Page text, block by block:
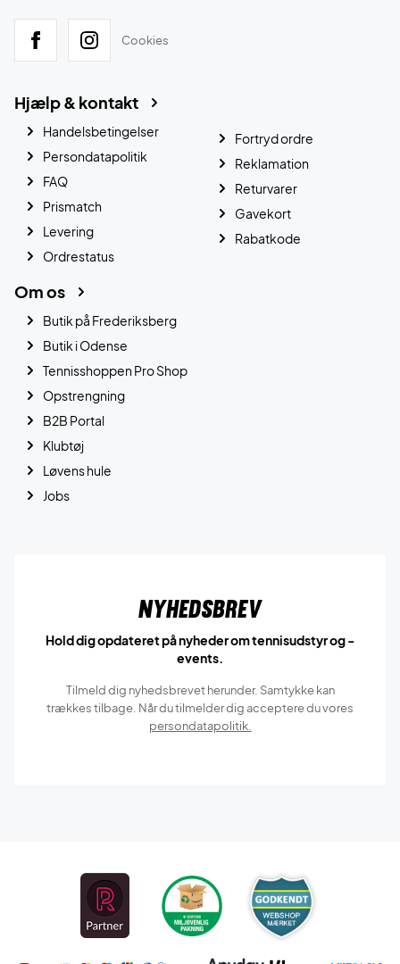
Cookies
Hjælp & kontakt
Handelsbetingelser
Persondatapolitik
FAQ
Prismatch
Levering
Ordrestatus
Fortryd ordre
Reklamation
Returvarer
Gavekort
Rabatkode
Om os
Butik på Frederiksberg
Butik i Odense
Tennisshoppen Pro Shop
Opstrengning
B2B Portal
Klubtøj
Løvens hule
Jobs
Nyhedsbrev
Hold dig opdateret på nyheder om tennisudstyr og -
events.
Tilmeld dig nyhedsbrevet herunder. Samtykke kan
trækkes tilbage. Når du tilmelder dig acceptere du vores
persondatapolitik.